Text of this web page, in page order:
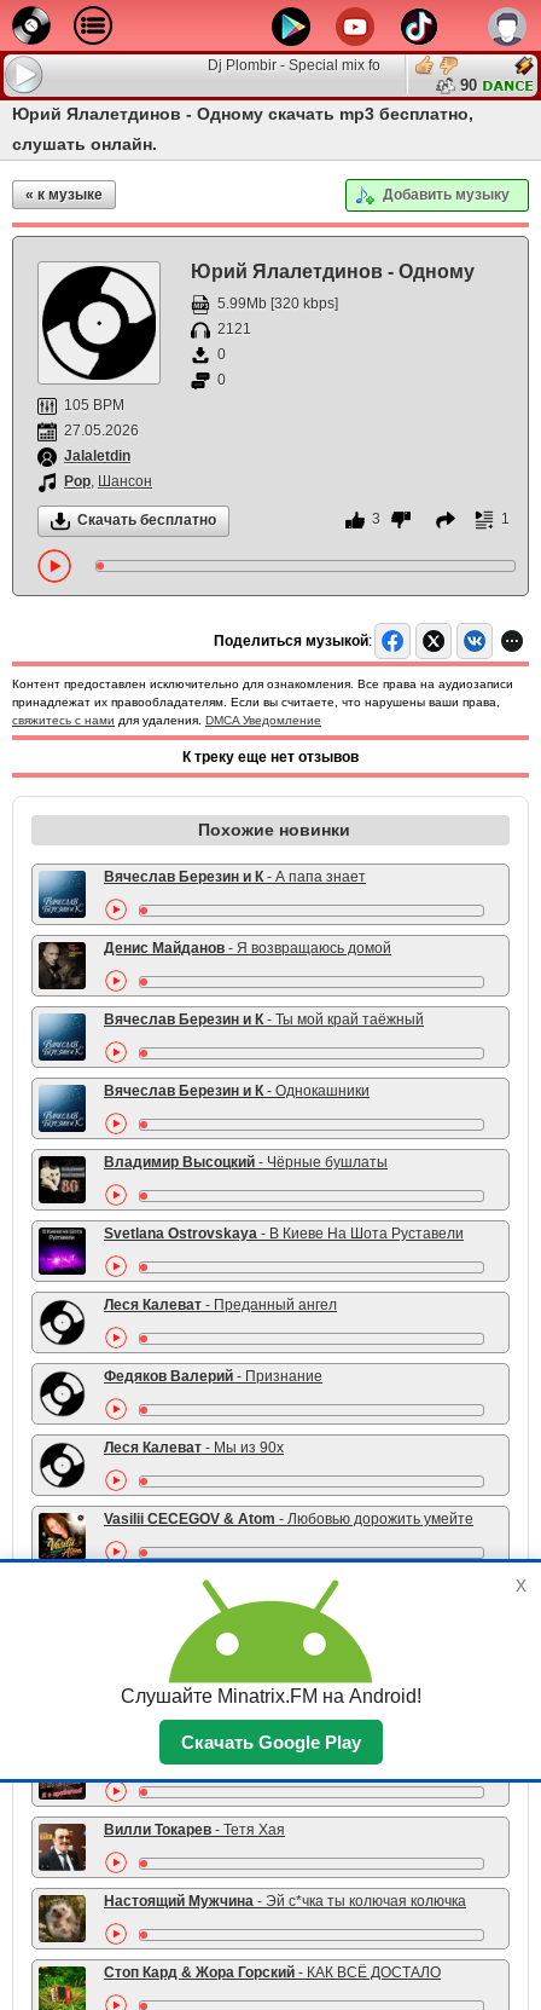
Dj Plombir - Special mix for MINATRIX.FM
90
Юрий Ялалетдинов - Одному скачать mp3 бесплатно,
слушать онлайн.
« к музыке Добавить музыку
Юрий Ялалетдинов - Одному
5.99Mb [320 kbps]
2121
0
0
105 BPM
27.05.2026
Jalaletdin
Pop, Шансон
Скачать бесплатно 3 1
Поделиться музыкой:
Контент предоставлен исключительно для ознакомления. Все права на аудиозаписи
принадлежат их правообладателям. Если вы считаете, что нарушены ваши права,
свяжитесь с нами для удаления. DMCA Уведомление
К треку еще нет отзывов
Похожие новинки
Вячеслав Березин и К - А папа знает
Денис Майданов - Я возвращаюсь домой
Вячеслав Березин и К - Ты мой край таёжный
Вячеслав Березин и К - Однокашники
Владимир Высоцкий - Чёрные бушлаты
Svetlana Ostrovskaya - В Киеве На Шота Руставели
Леся Калеват - Преданный ангел
Федяков Валерий - Признание
Леся Калеват - Мы из 90х
Vasilii CECEGOV & Atom - Любовью дорожить умейте
TOP 10 жанра
Серёга - Бьют Славяне Друг Друга Бьют
Николай Ляу - Я не старый я с пробегом
Вилли Токарев - Тетя Хая
Настоящий Мужчина - Эй с*чка ты колючая колючка
Стоп Кард & Жора Горский - КАК ВСЁ ДОСТАЛО
Слушайте Minatrix.FM на Android!
Скачать Google Play
x